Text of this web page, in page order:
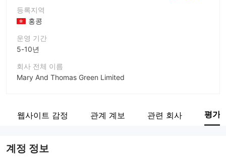
등록지역
홍콩
운영 기간
5-10년
회사 전체 이름
Mary And Thomas Green Limited
기업 직원
웹사이트 감정 관계 계보 관련 회사 평가
계정 정보